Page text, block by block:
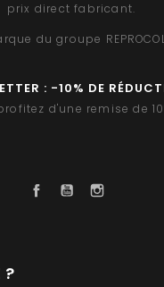
prix direct fabricant.
du groupe
: -10% DE
d'une remise de
FacebookYouTube
?